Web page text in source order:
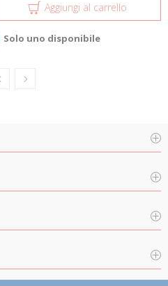
Aggiungi al carrello
Solo uno disponibile